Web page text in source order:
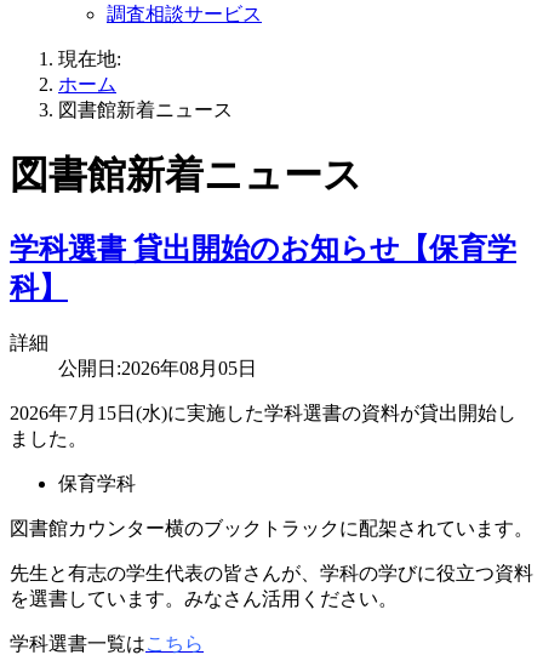
調査相談サービス
現在地:
ホーム
図書館新着ニュース
図書館新着ニュース
学科選書 貸出開始のお知らせ【保育学
科】
詳細
公開日:2026年08月05日
2026年7月15日(水)に実施した学科選書の資料が貸出開始し
ました。
保育学科
図書館カウンター横のブックトラックに配架されています。
先生と有志の学生代表の皆さんが、学科の学びに役立つ資料
を選書しています。みなさん活用ください。
学科選書一覧はこちら